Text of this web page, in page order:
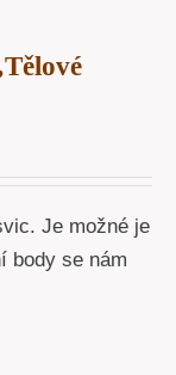
Je možné je
body se nám